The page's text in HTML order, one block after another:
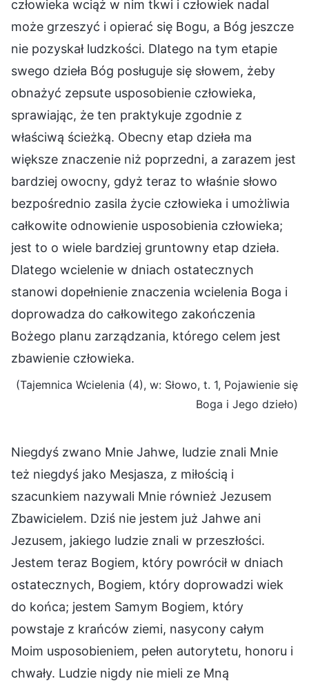
człowieka wciąż w nim tkwi i człowiek nadal
może grzeszyć i opierać się Bogu, a Bóg jeszcze
nie pozyskał ludzkości. Dlatego na tym etapie
swego dzieła Bóg posługuje się słowem, żeby
obnażyć zepsute usposobienie człowieka,
sprawiając, że ten praktykuje zgodnie z
właściwą ścieżką. Obecny etap dzieła ma
większe znaczenie niż poprzedni, a zarazem jest
bardziej owocny, gdyż teraz to właśnie słowo
bezpośrednio zasila życie człowieka i umożliwia
całkowite odnowienie usposobienia człowieka;
jest to o wiele bardziej gruntowny etap dzieła.
Dlatego wcielenie w dniach ostatecznych
stanowi dopełnienie znaczenia wcielenia Boga i
doprowadza do całkowitego zakończenia
Bożego planu zarządzania, którego celem jest
zbawienie człowieka.
(Tajemnica Wcielenia (4), w: Słowo, t. 1, Pojawienie się
Boga i Jego dzieło)
Niegdyś zwano Mnie Jahwe, ludzie znali Mnie
też niegdyś jako Mesjasza, z miłością i
szacunkiem nazywali Mnie również Jezusem
Zbawicielem. Dziś nie jestem już Jahwe ani
Jezusem, jakiego ludzie znali w przeszłości.
Jestem teraz Bogiem, który powrócił w dniach
ostatecznych, Bogiem, który doprowadzi wiek
do końca; jestem Samym Bogiem, który
powstaje z krańców ziemi, nasycony całym
Moim usposobieniem, pełen autorytetu, honoru i
chwały. Ludzie nigdy nie mieli ze Mną